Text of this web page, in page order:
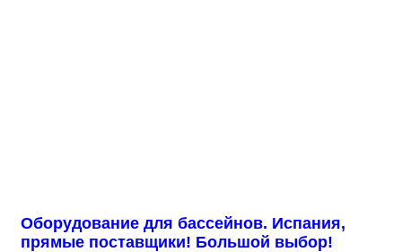
Оборудование для бассейнов. Испания,
прямые поставщики! Большой выбор!